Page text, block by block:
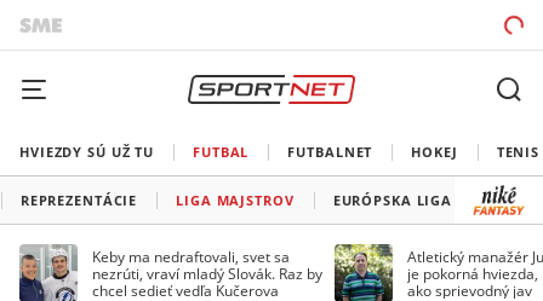
HVIEZDY SÚ UŽ TU FUTBAL FUTBALNET HOKEJ TENIS
REPREZENTÁCIE LIGA MAJSTROV EURÓPSKA LIGA
Keby ma nedraftovali, svet sa
nezrúti, vraví mladý Slovák. Raz by
chcel sedieť vedľa Kučerova
Atletický manažér
je pokorná
ako sprievodný jav